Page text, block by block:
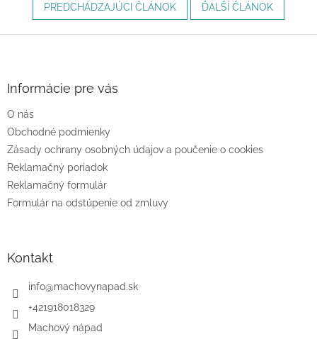
PREDCHÁDZAJÚCI ČLÁNOK ĎALŠÍ ČLÁNOK
e
Informácie pre vás
O nás
Obchodné podmienky
Zásady ochrany osobných údajov a poučenie o cookies
Reklamačný poriadok
Reklamačný formulár
Formulár na odstúpenie od zmluvy
Kontakt
info@machovynapad.sk
+421918018329
Machový nápad